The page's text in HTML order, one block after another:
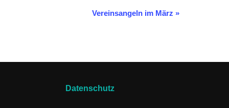
Vereinsangeln im März »
Datenschutz